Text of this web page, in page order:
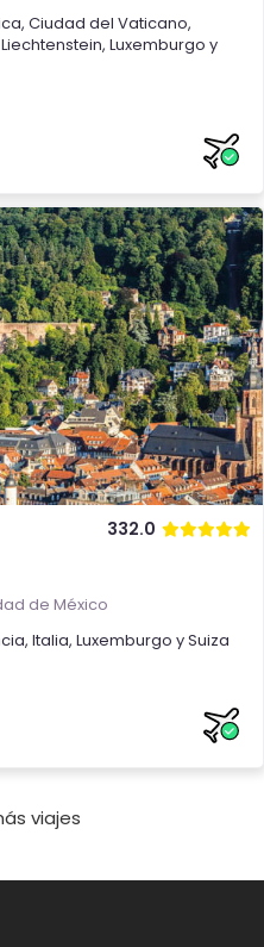
, Ciudad del Vaticano,
Liechtenstein, Luxemburgo y
332.0
de México
, Italia, Luxemburgo ySuiza
viajes